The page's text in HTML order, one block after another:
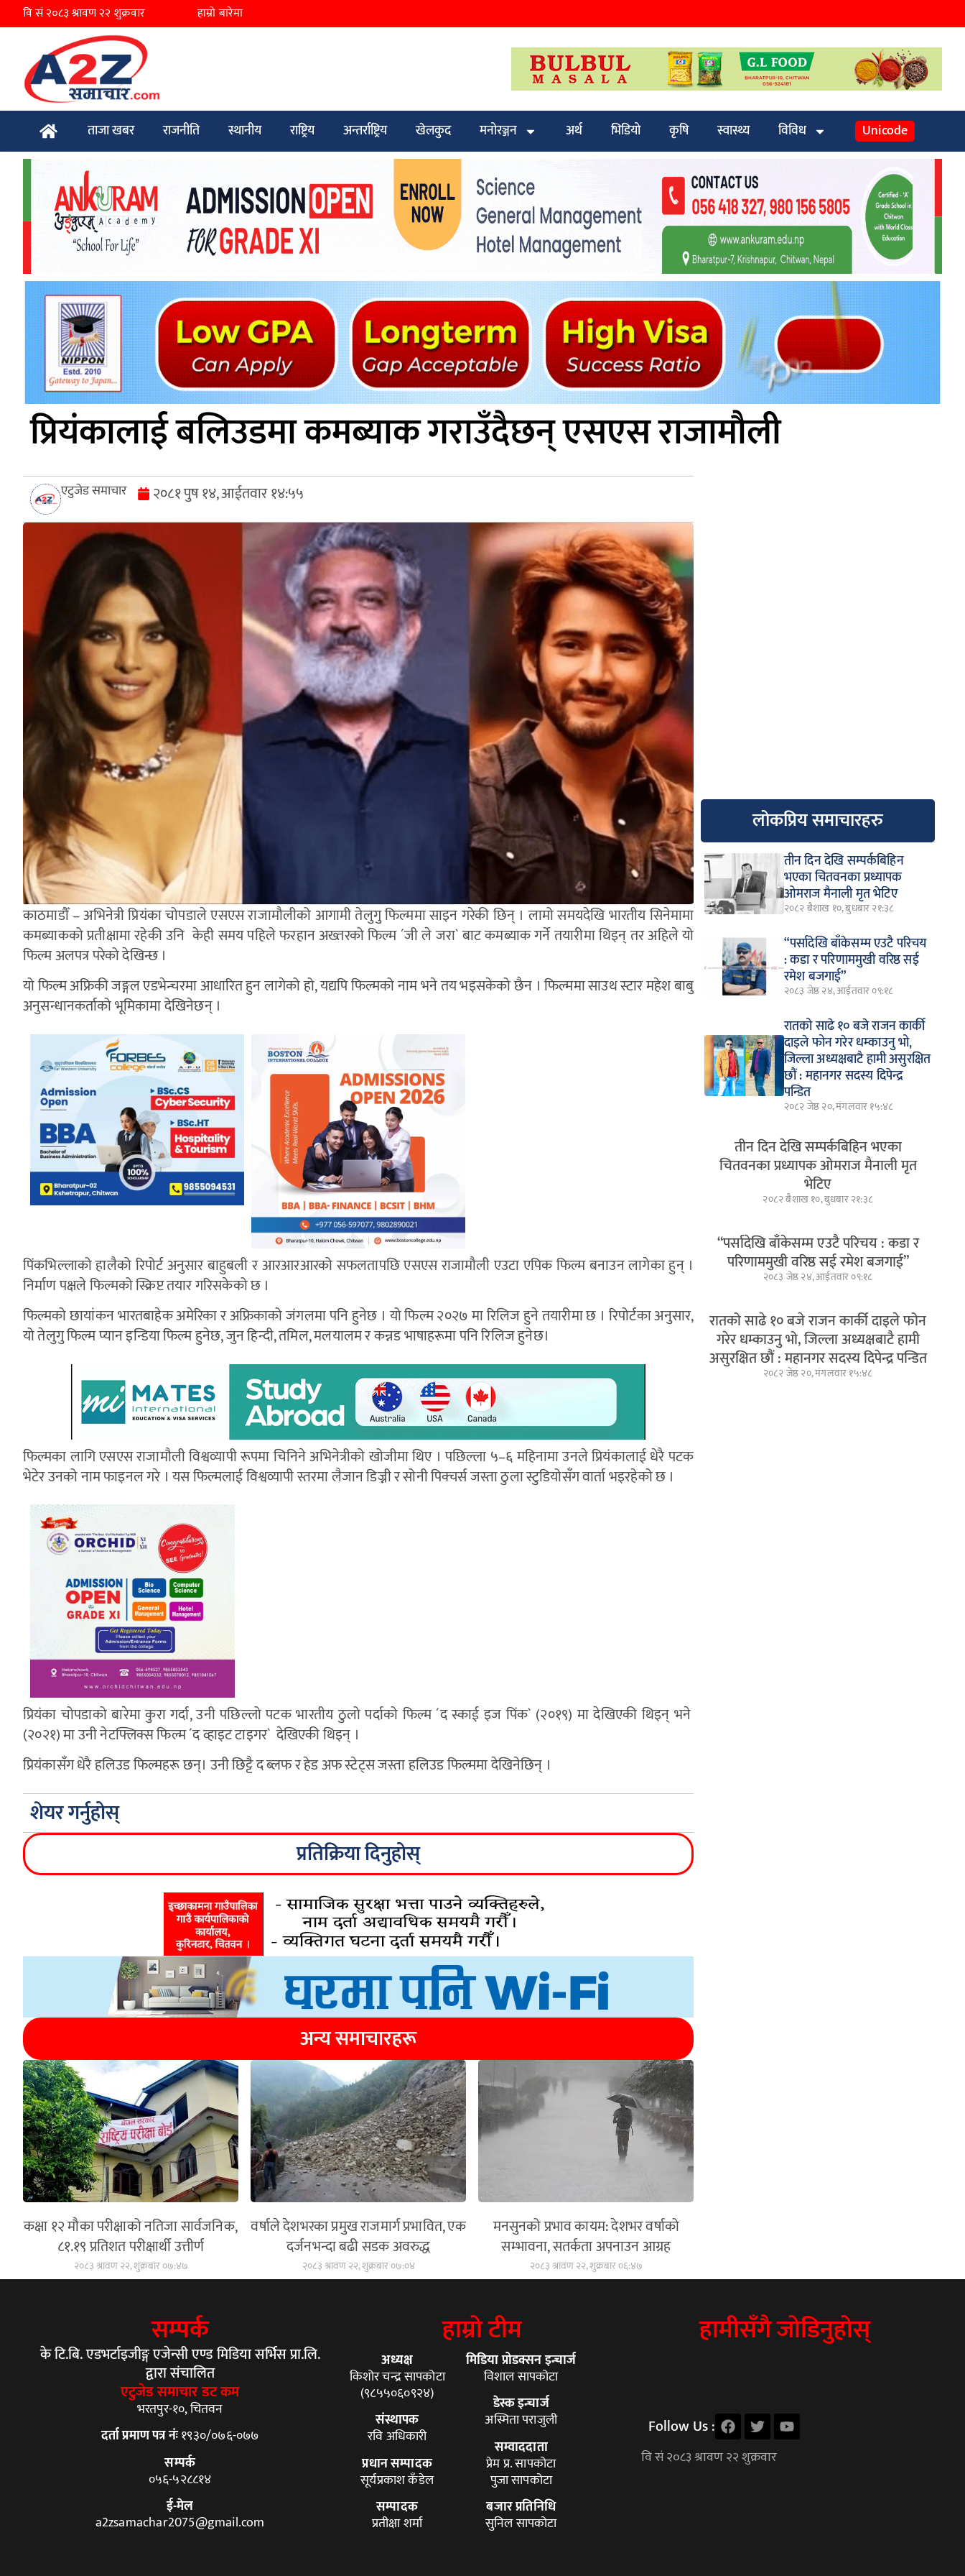
हाम्रो बारेमा
ताजा खबर राजनीति स्थानीय राष्ट्रिय अन्तर्राष्ट्रिय खेलकुद मनोरञ्जन अर्थ भिडियो कृषि स्वास्थ्य विविध Unicode
प्रियंकालाई बलिउडमा कमब्याक गराउँदैछन् एसएस राजामौली
एटुजेड समाचार २०८१ पुष १४, आईतवार १४:५५
काठमाडौँ – अभिनेत्री प्रियंका चोपडाले एसएस राजामौलीको आगामी तेलुगु फिल्ममा साइन गरेकी छिन् । लामो समयदेखि भारतीय सिनेमामा
कमब्याकको प्रतीक्षामा रहेकी उनि केही समय पहिले फरहान अख्तरको फिल्म ´जी ले जरा` बाट कमब्याक गर्ने तयारीमा थिइन् तर अहिले यो
फिल्म अलपत्र परेको देखिन्छ ।
यो फिल्म अफ्रिकी जङ्गल एडभेन्चरमा आधारित हुन लागेको हो, यद्यपि फिल्मको नाम भने तय भइसकेको छैन । फिल्ममा साउथ स्टार महेश बाबु
अनुसन्धानकर्ताको भूमिकामा देखिनेछन् ।
पिंकभिल्लाको हालैको रिपोर्ट अनुसार बाहुबली र आरआरआरको सफलतापछि एसएस राजामौली एउटा एपिक फिल्म बनाउन लागेका हुन् ।
निर्माण पक्षले फिल्मको स्क्रिप्ट तयार गरिसकेको छ ।
फिल्मको छायांकन भारतबाहेक अमेरिका र अफ्रिकाको जंगलमा पनि हुनेछ । यो फिल्म २०२७ मा रिलिज हुने तयारीमा छ । रिपोर्टका अनुसार,
यो तेलुगु फिल्म प्यान इन्डिया फिल्म हुनेछ, जुन हिन्दी, तमिल, मलयालम र कन्नड भाषाहरूमा पनि रिलिज हुनेछ।
फिल्मका लागि एसएस राजामौली विश्वव्यापी रूपमा चिनिने अभिनेत्रीको खोजीमा थिए । पछिल्ला ५–६ महिनामा उनले प्रियंकालाई धेरै पटक
भेटेर उनको नाम फाइनल गरे । यस फिल्मलाई विश्वव्यापी स्तरमा लैजान डिज्नी र सोनी पिक्चर्स जस्ता ठुला स्टुडियोसँग वार्ता भइरहेको छ ।
प्रियंका चोपडाको बारेमा कुरा गर्दा, उनी पछिल्लो पटक भारतीय ठुलो पर्दाको फिल्म ´द स्काई इज पिंक` (२०१९) मा देखिएकी थिइन् भने
(२०२१) मा उनी नेटफ्लिक्स फिल्म ´द व्हाइट टाइगर` देखिएकी थिइन् ।
प्रियंकासँग धेरै हलिउड फिल्महरू छन्। उनी छिट्टै द ब्लफ र हेड अफ स्टेट्स जस्ता हलिउड फिल्ममा देखिनेछिन् ।
शेयर गर्नुहोस्
प्रतिक्रिया दिनुहोस्
अन्य समाचारहरू
कक्षा १२ मौका परीक्षाको नतिजा सार्वजनिक,
८१.१९ प्रतिशत परीक्षार्थी उत्तीर्ण
२०८३ श्रावण २२, शुक्रबार ०७:४७
वर्षाले देशभरका प्रमुख राजमार्ग प्रभावित, एक
दर्जनभन्दा बढी सडक अवरुद्ध
२०८३ श्रावण २२, शुक्रबार ०७:०४
मनसुनको प्रभाव कायम: देशभर वर्षाको
सम्भावना, सतर्कता अपनाउन आग्रह
२०८३ श्रावण २२, शुक्रबार ०६:४७
लोकप्रिय समाचारहरु
तीन दिन देखि सम्पर्कबिहिन
भएका चितवनका प्रध्यापक
ओमराज मैनाली मृत भेटिए
२०८२ बैशाख १०, बुधबार २१:३८
“पर्सादेखि बाँकेसम्म एउटै परिचय
: कडा र परिणाममुखी वरिष्ठ सई
रमेश बजगाई”
२०८३ जेष्ठ २४, आईतवार ०९:१८
रातको साढे १० बजे राजन कार्की
दाइले फोन गरेर धम्काउनु भो,
जिल्ला अध्यक्षबाटै हामी असुरक्षित
छौं : महानगर सदस्य दिपेन्द्र
पन्डित
२०८२ जेष्ठ २०, मंगलवार १५:४८
तीन दिन देखि सम्पर्कबिहिन भएका
चितवनका प्रध्यापक ओमराज मैनाली मृत
भेटिए
२०८२ बैशाख १०, बुधबार २१:३८
“पर्सादेखि बाँकेसम्म एउटै परिचय : कडा र
परिणाममुखी वरिष्ठ सई रमेश बजगाई”
२०८३ जेष्ठ २४, आईतवार ०९:१८
रातको साढे १० बजे राजन कार्की दाइले फोन
गरेर धम्काउनु भो, जिल्ला अध्यक्षबाटै हामी
असुरक्षित छौं : महानगर सदस्य दिपेन्द्र पन्डित
२०८२ जेष्ठ २०, मंगलवार १५:४८
सम्पर्क
के टि.बि. एडभर्टाइजीङ्ग एजेन्सी एण्ड मिडिया सर्भिस प्रा.लि.
द्वारा संचालित
एटुजेड समाचार डट कम
भरतपुर-१०, चितवन
दर्ता प्रमाण पत्र नंः१९३०/०७६-०७७
सम्पर्क
०५६-५२८८१४
ई-मेल
a2zsamachar2075@gmail.com
हाम्रो टीम
अध्यक्ष
किशोर चन्द्र सापकोटा
(९८५५०६०९२४)
संस्थापक
रवि अधिकारी
प्रधान सम्पादक
सूर्यप्रकाश कँडेल
सम्पादक
प्रतीक्षा शर्मा
मिडिया प्रोडक्सन इन्चार्ज
विशाल सापकोटा
डेस्क इन्चार्ज
अस्मिता पराजुली
सम्वाददाता
प्रेम प्र. सापकोटा
पुजा सापकोटा
बजार प्रतिनिधि
सुनिल सापकोटा
हामीसँगै जोडिनुहोस्
Follow Us :